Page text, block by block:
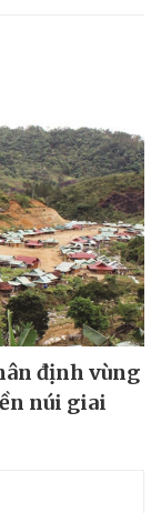
định vùng
núi giai